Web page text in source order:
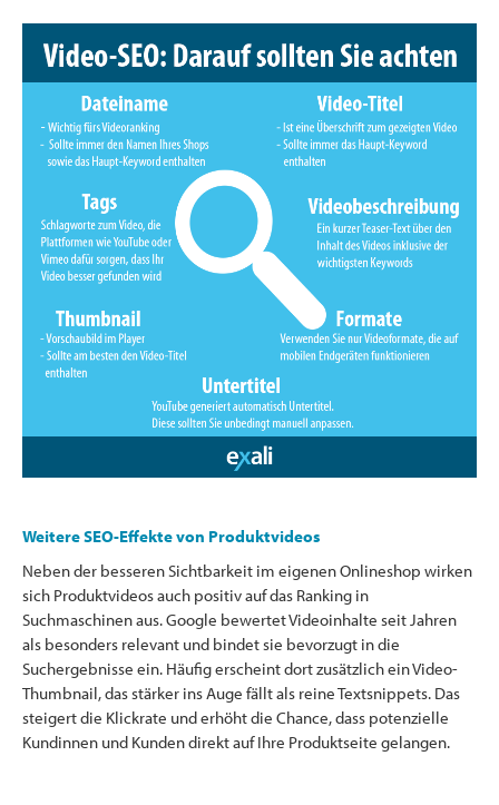
Weitere SEO-Effekte von Produktvideos
Neben der besseren Sichtbarkeit im eigenen Onlineshop wirken
sich Produktvideos auch positiv auf das Ranking in
Suchmaschinen aus. Google bewertet Videoinhalte seit Jahren
als besonders relevant und bindet sie bevorzugt in die
Suchergebnisse ein. Häufig erscheint dort zusätzlich ein Video-
Thumbnail, das stärker ins Auge fällt als reine Textsnippets. Das
steigert die Klickrate und erhöht die Chance, dass potenzielle
Kundinnen und Kunden direkt auf Ihre Produktseite gelangen.